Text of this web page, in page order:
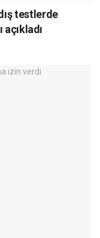
testlerde
açıkladı